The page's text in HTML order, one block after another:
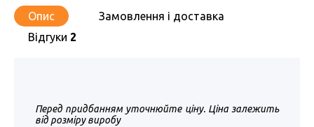
Опис
Замовлення і доставка
Відгуки 2
Перед придбанням уточнюйте ціну. Ціна залежить
від розміру виробу